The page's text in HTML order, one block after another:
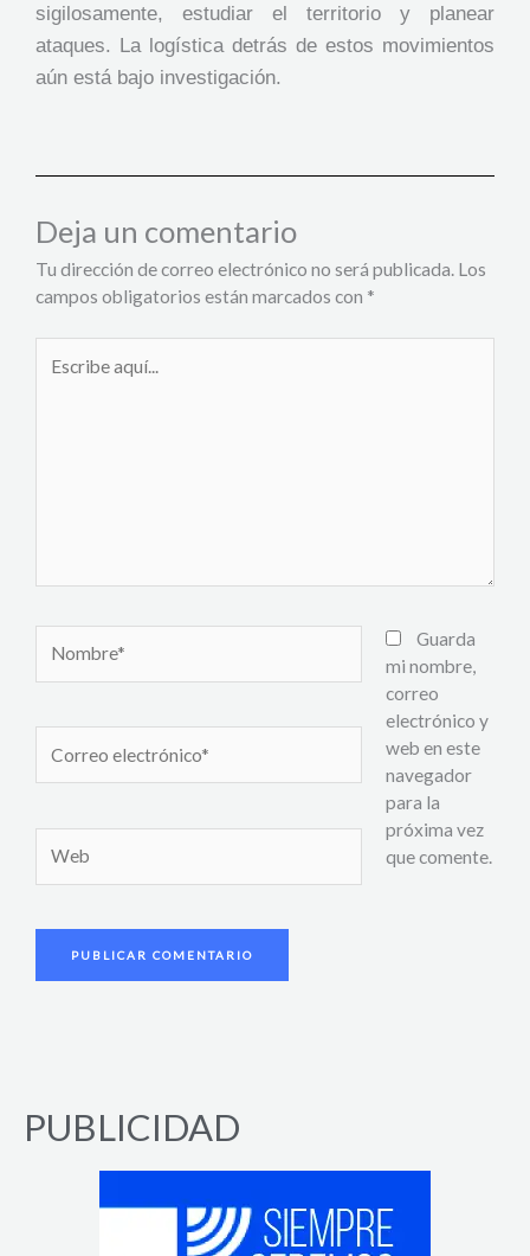
sigilosamente, estudiar el territorio y planear
ataques. La logística detrás de estos movimientos
aún está bajo investigación.
Deja un comentario
Tu dirección de correo electrónico no será publicada. Los
campos obligatorios están marcados con *
aquí...
electrónico*
Guarda
mi nombre,
correo
electrónico y
web en este
navegador
para la
próxima vez
que comente.
PUBLICIDAD